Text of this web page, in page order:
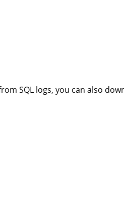
SQL logs, you can also